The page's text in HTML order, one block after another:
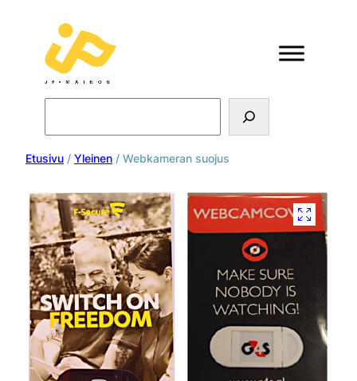
Etusivu / Yleinen / Webkameran suojus